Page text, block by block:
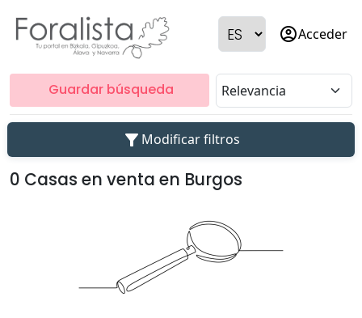
account_circleAcceder
Guardar búsqueda
filter_alt Modificar filtros
0 Casas en venta en Burgos